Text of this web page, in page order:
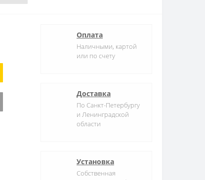
Оплата
Наличными, картой
или по счету
Доставка
По Санкт-Петербургу
и Ленинградской
области
Установка
Собственная